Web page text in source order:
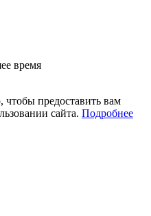
время
предоставить вам
сайта. Подробнее